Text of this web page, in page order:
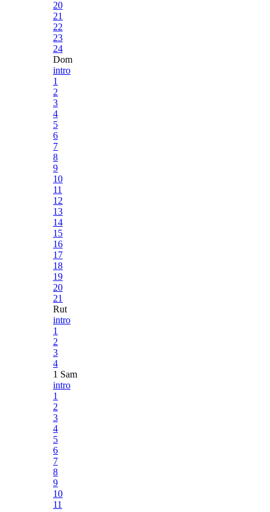
20
21
22
23
24
Dom
intro
1
2
3
4
5
6
7
8
9
10
11
12
13
14
15
16
17
18
19
20
21
Rut
intro
1
2
3
4
1 Sam
intro
1
2
3
4
5
6
7
8
9
10
11